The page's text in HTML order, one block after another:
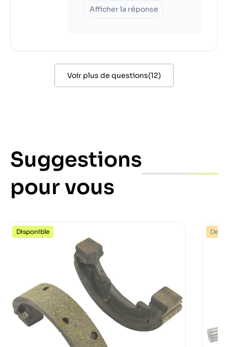
Afficher la réponse
Voir plus de questions(12)
Suggestions
pour vous
Disponible